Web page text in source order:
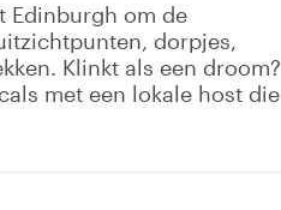
Edinburgh om de
dorpjes,
Klinkt als een droom?
met een lokale host die